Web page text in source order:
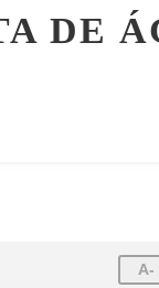
DE
A-